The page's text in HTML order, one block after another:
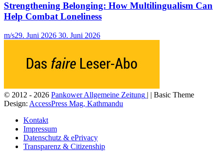
Strengthening Belonging: How Multilingualism Can
Help Combat Loneliness
m/s29. Juni 2026 30. Juni 2026
© 2012 - 2026 Pankower Allgemeine Zeitung | | Basic Theme
Design: AccessPress Mag, Kathmandu
Kontakt
Impressum
Datenschutz & ePrivacy
Transparenz & Citizenship